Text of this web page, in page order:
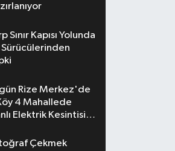
Sınır Kapısı Yolunda
Sürücülerinden
Rize Merkez'de
4 Mahallede
Elektrik Kesintisi
Çekmek